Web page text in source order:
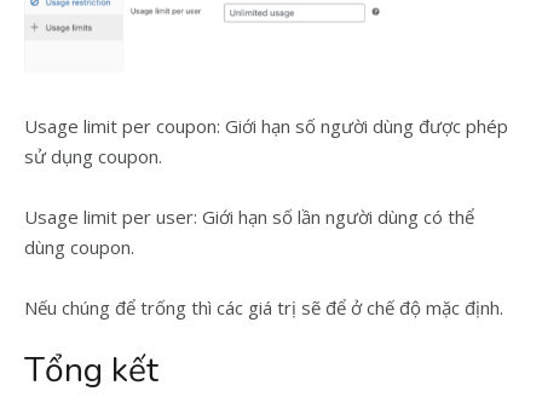
Usage limit per coupon: Giới hạn số người dùng được phép
sử dụng coupon.
Usage limit per user: Giới hạn số lần người dùng có thể
dùng coupon.
Nếu chúng để trống thì các giá trị sẽ để ở chế độ mặc định.
Tổng kết